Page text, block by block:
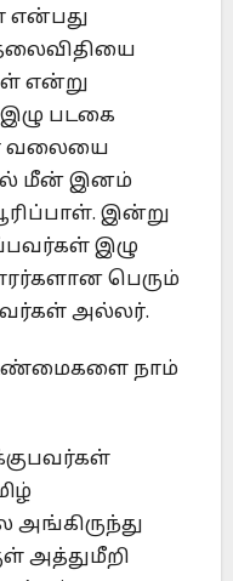
என்பது
என்று
இழு படகை
வலையை
மீன் இனம்
இன்று
இழு
பெரும்
அல்லர்.
நாம்
அத்துமீறி